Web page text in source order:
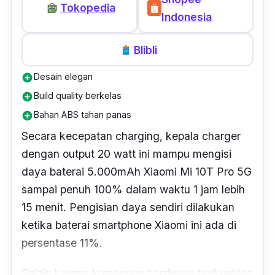
powerbankini sudah penuh 100%. Kecepatan
ini jauh lebih cepat dibandingkan dengan
beberapa
kepala
dipakai untuk mengisi daya
Selain itu, suhu kepala
sekali tidak panas, baik saat dipakai mengisi
daya atau setelah proses pengisian daya
selesai. Hal ini merupakan andil dari beberapa
proteksi yang disematkan oleh UGREEN di
produk besutannya ini, sepertiover heat
protection, over voltage protection, short
circuit protection,danelectrostatic protection
Tokopedia
Indonesia
Blibli
add_circleDesain elegan
add_circleBuild quality berkelas
add_circleBahan ABS tahan panas
Secara kecepatan charging, kepala charger
dengan output 20 watt ini mampu mengisi
daya baterai 5.000mAh Xiaomi Mi 10T Pro 5G
sampai penuh 100% dalam waktu 1 jam lebih
15 menit. Pengisian daya sendiri dilakukan
ketika baterai smartphone Xiaomi ini ada di
persentase 11%.